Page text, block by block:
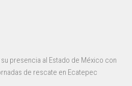
presencia al Estado de México con
de rescate en Ecatepec